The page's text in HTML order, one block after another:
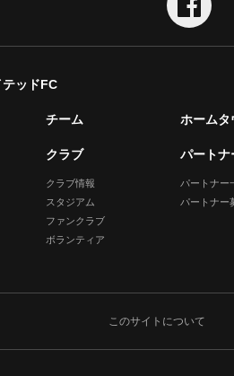
ッドFC
チーム
クラブ
クラブ情報
スタジアム
ファンクラブ
ボランティア
ホームタ
パートナ
パートナー
パートナー
このサイトについて